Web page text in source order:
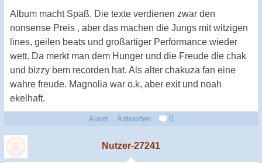
Album macht Spaß. Die texte verdienen zwar den
nonsense Preis , aber das machen die Jungs mit witzigen
lines, geilen beats und großartiger Performance wieder
wett. Da merkt man dem Hunger und die Freude die chak
und bizzy bem recorden hat. Als alter chakuza fan eine
wahre freude. Magnolia war o.k, aber exit und noah
ekelhaft.
Alarm Antworten 0
Nutzer-27241